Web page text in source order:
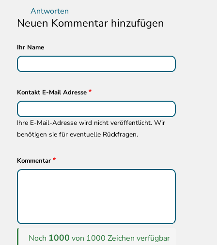
Antworten
Neuen Kommentar hinzufügen
Ihr Name
Kontakt E-Mail Adresse
Ihre E-Mail-Adresse wird nicht veröffentlicht. Wir
benötigen sie für eventuelle Rückfragen.
Kommentar
Noch 1000 von 1000 Zeichen verfügbar